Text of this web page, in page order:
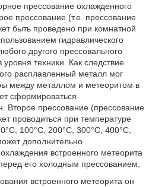
прессование охлажденного
прессование (т.е. прессование
быть проведено при комнатной
гидравлического
другого прессовального
техники. Как следствие
расплавленный металл мог
между металлом и метеоритом в
сформироваться
Второе прессование (прессование
проводиться при температуре
100°С, 200°С, 300°С, 400°С,
дополнительно
встроенного метеорита
его холодным прессованием.
встроенного метеорита он